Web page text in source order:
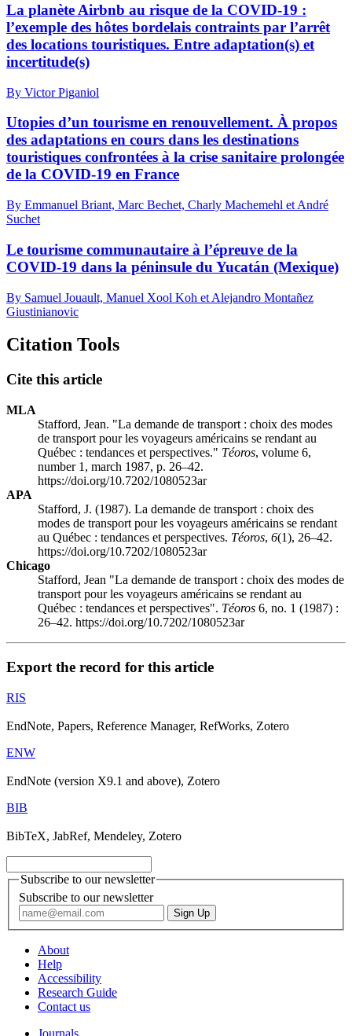
La planète Airbnb au risque de la COVID-19 :
l’exemple des hôtes bordelais contraints par l’arrêt
des locations touristiques. Entre adaptation(s) et
incertitude(s)
By Victor Piganiol
Utopies d’un tourisme en renouvellement. À propos
des adaptations en cours dans les destinations
touristiques confrontées à la crise sanitaire prolongée
de la COVID-19 en France
By Emmanuel Briant, Marc Bechet, Charly Machemehl et André
Suchet
Le tourisme communautaire à l’épreuve de la
COVID-19 dans la péninsule du Yucatán (Mexique)
By Samuel Jouault, Manuel Xool Koh et Alejandro Montañez
Giustinianovic
Citation Tools
Cite this article
MLA
Stafford, Jean. "La demande de transport : choix des modes
de transport pour les voyageurs américains se rendant au
Québec : tendances et perspectives." Téoros, volume 6,
number 1, march 1987, p. 26–42.
https://doi.org/10.7202/1080523ar
APA
Stafford, J. (1987). La demande de transport : choix des
modes de transport pour les voyageurs américains se rendant
au Québec : tendances et perspectives. Téoros, 6(1), 26–42.
https://doi.org/10.7202/1080523ar
Chicago
Stafford, Jean "La demande de transport : choix des modes de
transport pour les voyageurs américains se rendant au
Québec : tendances et perspectives". Téoros 6, no. 1 (1987) :
26–42. https://doi.org/10.7202/1080523ar
Export the record for this article
RIS
EndNote, Papers, Reference Manager, RefWorks, Zotero
ENW
EndNote (version X9.1 and above), Zotero
BIB
BibTeX, JabRef, Mendeley, Zotero
Subscribe to our newsletter
Subscribe to our newsletter
About
Help
Accessibility
Research Guide
Contact us